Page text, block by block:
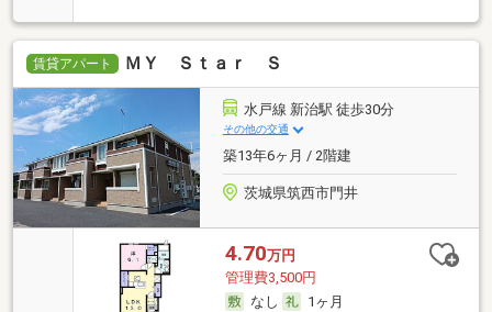
賃貸アパート ＭＹ Ｓｔａｒ Ｓ
水戸線 新治駅 徒歩30分
その他の交通
築13年6ヶ月 / 2階建
茨城県筑西市門井
4.70万円
管理費3,500円
なし
1ヶ月